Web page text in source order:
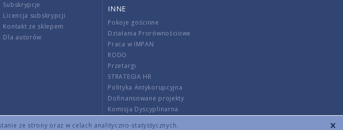
ze strony oraz w celach analityczno-statystycznych.
Subskrypcje
Licencja subskrypcji
Kontakt ze sklepem
Dla autorów
INNE
Pokoje gościnne
Działania Prorównościowe
Praca w IMPAN
RODO
Przetargi
STRATEGIA HR
Polityka Antykorupcyjna
Dofinansowane projekty
Komisja Dyscyplinarna